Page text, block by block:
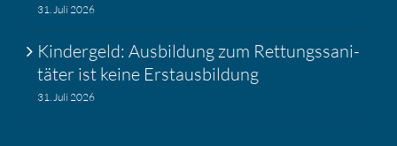
31. Juli 2026
Kinder­geld: Ausbil­dung zum Rettungs­sa­ni­
täter ist keine Erstaus­bil­dung
31. Juli 2026